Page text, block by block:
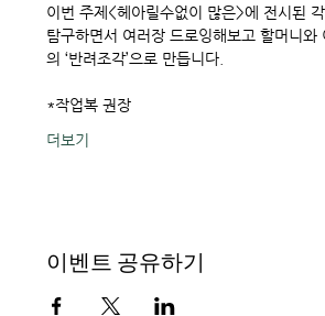
이번 주제<헤아릴수없이 많은>에 전시된
탐구하면서 여러장 드로잉해보고 할머니와
의 ‘반려조각’으로 만듭니다.
*작업복 권장
더보기
이벤트 공유하기